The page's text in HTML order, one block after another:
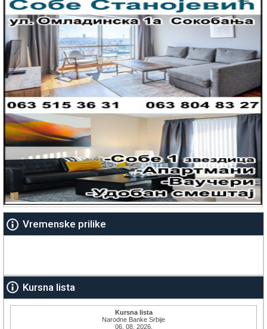
Vremenske prilike
Kursna lista